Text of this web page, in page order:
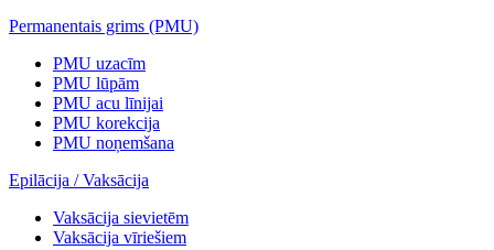
Permanentais grims (PMU)
PMU uzacīm
PMU lūpām
PMU acu līnijai
PMU korekcija
PMU noņemšana
Epilācija / Vaksācija
Vaksācija sievietēm
Vaksācija vīriešiem